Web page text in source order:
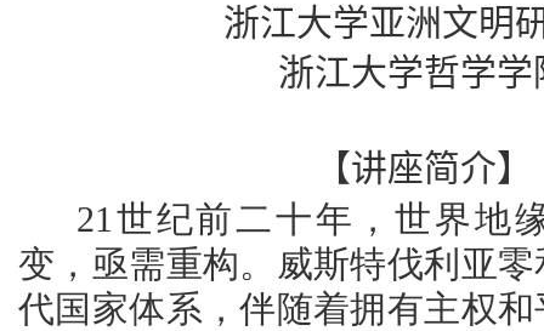
浙江大学亚洲文明
浙江大学哲学学
【讲座简介】
21世纪前二十年，世界地
变，亟需重构。威斯特伐利亚
代国家体系，伴随着拥有主权